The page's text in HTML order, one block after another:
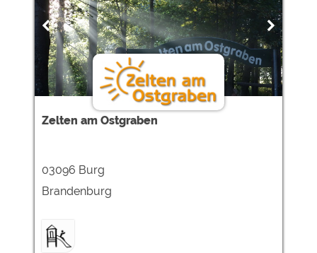
Zelten am Ostgraben
03096 Burg
Brandenburg